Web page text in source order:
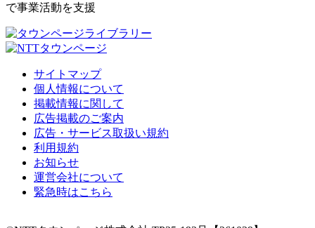
で事業活動を支援
サイトマップ
個人情報について
掲載情報に関して
広告掲載のご案内
広告・サービス取扱い規約
利用規約
お知らせ
運営会社について
緊急時はこちら